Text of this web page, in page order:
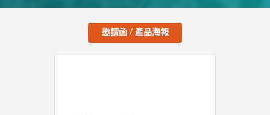
邀請函 / 產品海報